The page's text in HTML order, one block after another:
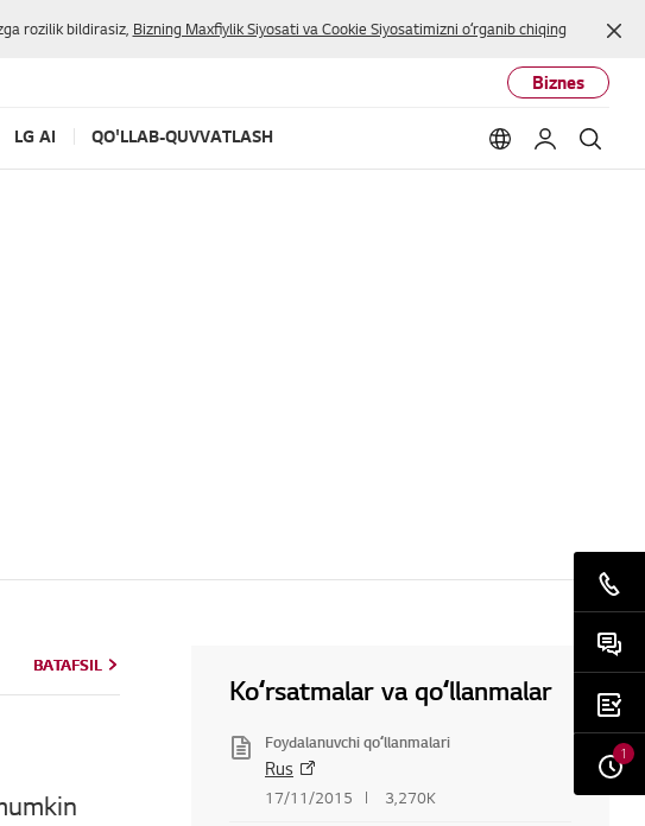
rozilik bildirasiz, Bizning Maxfiylik Siyosati va Cookie Siyosatimizni oʻrganib chiqing
Biznes
LG AI QO'LLAB-QUVVATLASH LanguageMening LG
BATAFSIL
BATAFSIL
Koʻrsatmalar va qoʻllanmalar
Foydalanuvchi qoʻllanmalari
Rus
17/11/2015 3,270K
1